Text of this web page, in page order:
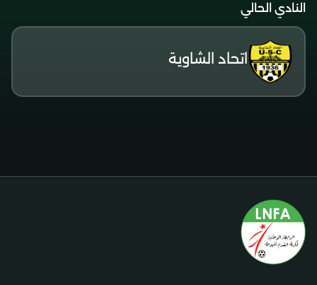
النادي الحالي
اتحاد الشاوية